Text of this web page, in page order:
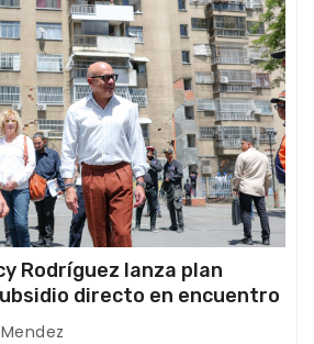
Rodríguez lanza plan
directo en encuentro